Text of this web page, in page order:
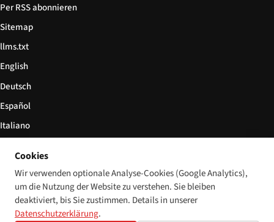
Per RSS abonnieren
Sitemap
llms.txt
English
Deutsch
Español
Italiano
Cookies
Wir verwenden optionale Analyse-Cookies (Google Analytics),
um die Nutzung der Website zu verstehen. Sie bleiben
deaktiviert, bis Sie zustimmen. Details in unserer
Datenschutzerklärung.